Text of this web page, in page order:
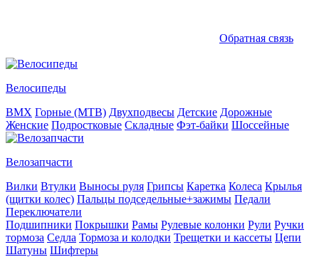
Обратная связь
Велосипеды
BMX Горные (MTB) Двухподвесы Детские Дорожные
Женские Подростковые Складные Фэт-байки Шоссейные
Велозапчасти
Вилки Втулки Выносы руля Грипсы Каретка Колеса Крылья
(щитки колес) Пальцы подседельные+зажимы Педали
Переключатели
Подшипники Покрышки Рамы Рулевые колонки Рули Ручки
тормоза Седла Тормоза и колодки Трещетки и кассеты Цепи
Шатуны Шифтеры